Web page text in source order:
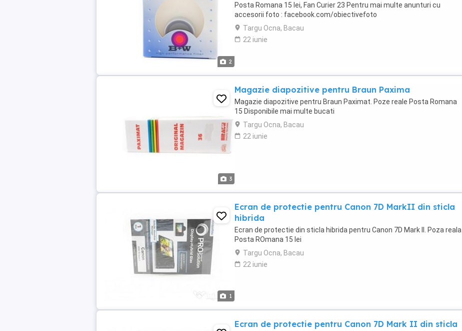
2
Posta Romana 15 lei, Fan Curier 23 Pentru mai multe anunturi cu
accesorii foto : facebook.com/obiectivefoto
Targu Ocna, Bacau
22 iunie
3
Magazie diapozitive pentru Braun Paxima
Magazie diapozitive pentru Braun Paximat. Poze reale Posta Romana
15 Disponibile mai multe bucati
Targu Ocna, Bacau
22 iunie
1
Ecran de protectie pentru Canon 7D MarkII din sticla
hibrida
Ecran de protectie din sticla hibrida pentru Canon 7D Mark II. Poza reala
Posta ROmana 15 lei
Targu Ocna, Bacau
22 iunie
Ecran de protectie pentru Canon 7D Mark II din sticla